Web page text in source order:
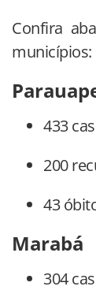
Confira
municípios:
433
200
43
Marabá
304